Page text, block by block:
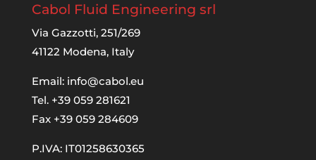
Cabol Fluid Engineering srl
Via Gazzotti, 251/269
41122 Modena, Italy
Email: info@cabol.eu
Tel. +39 059 281621
Fax +39 059 284609
P.IVA: IT01258630365